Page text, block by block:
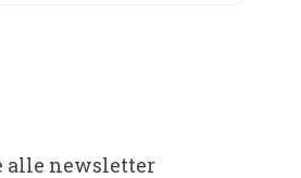
alle newsletter